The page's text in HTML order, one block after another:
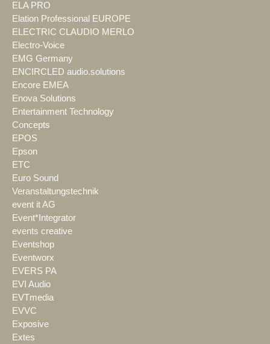
ELA PRO
Elation Professional EUROPE
ELECTRIC CLAUDIO MERLO
Electro-Voice
EMG Germany
ENCIRCLED audio.solutions
Encore EMEA
Enova Solutions
Entertainment Technology
Concepts
EPOS
Epson
ETC
Euro Sound
Veranstaltungstechnik
event it AG
Event*Integrator
events creative
Eventshop
Eventworx
EVERS PA
EVI Audio
EVTmedia
EVVC
Exposive
Extes